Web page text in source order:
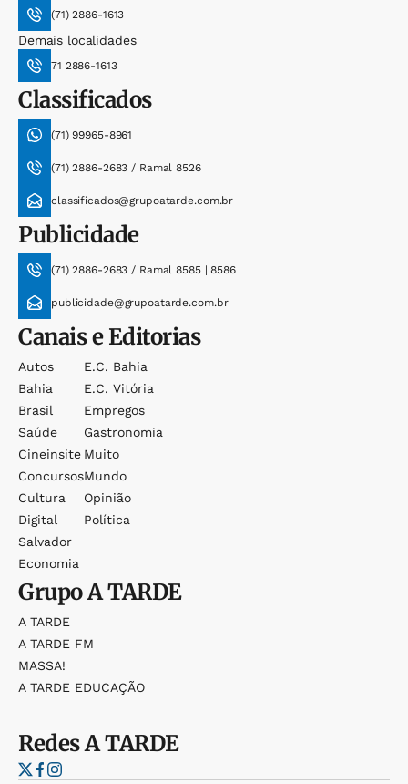
(71) 2886-1613
Demais localidades
71 2886-1613
Classificados
(71) 99965-8961
(71) 2886-2683 / Ramal 8526
classificados@grupoatarde.com.br
Publicidade
(71) 2886-2683 / Ramal 8585 | 8586
publicidade@grupoatarde.com.br
Canais e Editorias
Autos
Bahia
Brasil
Saúde
Cineinsite
Concursos
Cultura
Digital
Salvador
Economia
E.c. Bahia
E.c. Vitória
Empregos
Gastronomia
Muito
Mundo
Opinião
Política
GrupoA TARDE
A TARDE
A TARDE FM
MASSA!
A TARDE EDUCAÇÃO
RedesA TARDE